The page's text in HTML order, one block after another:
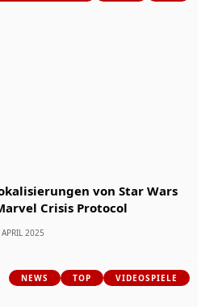
von Star Wars
Crisis Protocol
2025
NEWS TOP VIDEOSPIELE